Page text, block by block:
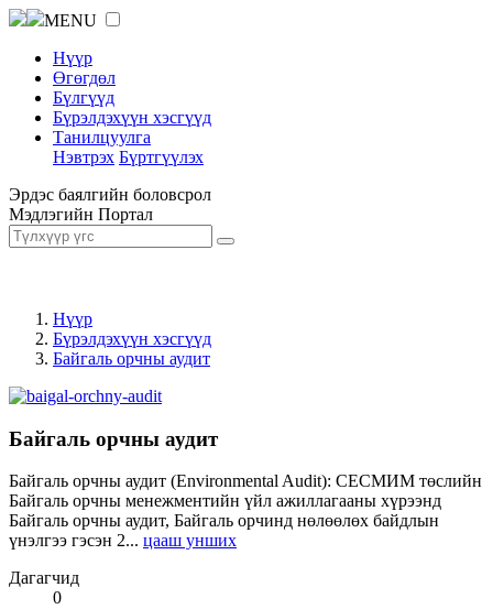
MENU
Нүүр
Өгөгдөл
Бүлгүүд
Бүрэлдэхүүн хэсгүүд
Танилцуулга
Нэвтрэх Бүртгүүлэх
Эрдэс баялгийн боловсрол
Мэдлэгийн Портал
Нүүр
Бүрэлдэхүүн хэсгүүд
Байгаль орчны аудит
Байгаль орчны аудит
Байгаль орчны аудит (Environmental Audit): СЕСМИМ төслийн
Байгаль орчны менежментийн үйл ажиллагааны хүрээнд
Байгаль орчны аудит, Байгаль орчинд нөлөөлөх байдлын
үнэлгээ гэсэн 2... цааш унших
Дагагчид
0